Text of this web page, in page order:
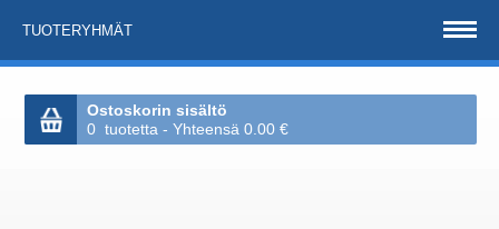
TUOTERYHMÄT
Ostoskorin sisältö
0 tuotetta - Yhteensä 0.00 €